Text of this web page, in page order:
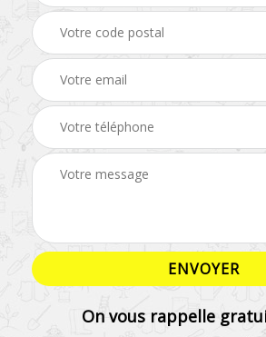
On vous rappelle